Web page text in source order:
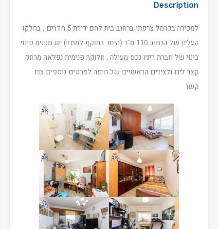
Description
למכירה בכרמל צרפתי ברחוב בית לחם דירת 5 חדרים , בחלקו
העליון של הרחוב 110 מ"ר (היתר בתוקף לממד) יש תכנית פינוי
בינוי של חברת ריניו נכס מעולה , חלוקה פנימית נפלאה מרחק
קצר לים ולצירים הראשיים של חיפה לפרטים נוספים צרו
קשר